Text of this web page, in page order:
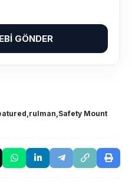
GÖNDER
rulman Safety Mount